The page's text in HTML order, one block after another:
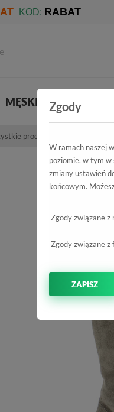
KOD: RABAT
MĘSKIE
produkty
-
Zgody
W ramach naszej
poziomie, w tym
zmiany ustawień
końcowym.
Zgody związane z
Zgody związane
ZAPISZ